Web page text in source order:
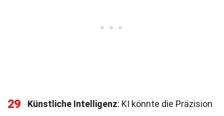
29 Künstliche Intelligenz: KI könnte die Präzision